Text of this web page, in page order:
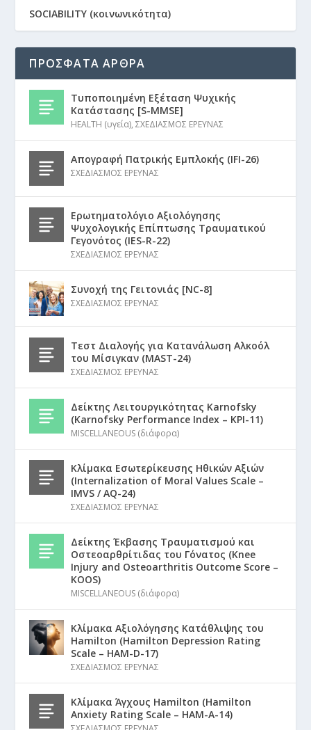
SOCIABILITY (κοινωνικότητα)
ΠΡΟΣΦΑΤΑ ΑΡΘΡΑ
Τυποποιημένη Εξέταση Ψυχικής
Κατάστασης [S-MMSE]
HEALTH (υγεία),ΣΧΕΔΙΑΣΜΟΣ ΕΡΕΥΝΑΣ
Απογραφή Πατρικής Εμπλοκής (IFI-26)
ΣΧΕΔΙΑΣΜΟΣ ΕΡΕΥΝΑΣ
Ερωτηματολόγιο Αξιολόγησης
Ψυχολογικής Επίπτωσης Τραυματικού
Γεγονότος (IES-R-22)
ΣΧΕΔΙΑΣΜΟΣ ΕΡΕΥΝΑΣ
Συνοχή της Γειτονιάς [NC-8]
ΣΧΕΔΙΑΣΜΟΣ ΕΡΕΥΝΑΣ
Τεστ Διαλογής για Κατανάλωση Αλκοόλ
του Μίσιγκαν (MAST-24)
ΣΧΕΔΙΑΣΜΟΣ ΕΡΕΥΝΑΣ
Δείκτης Λειτουργικότητας Karnofsky
(Karnofsky Performance Index – KPI-11)
MISCELLANEOUS (διάφορα)
Κλίμακα Εσωτερίκευσης Ηθικών Αξιών
(Internalization of Moral Values Scale –
IMVS / AQ-24)
ΣΧΕΔΙΑΣΜΟΣ ΕΡΕΥΝΑΣ
Δείκτης Έκβασης Τραυματισμού και
Οστεοαρθρίτιδας του Γόνατος (Knee
Injury and Osteoarthritis Outcome Score –
KOOS)
MISCELLANEOUS (διάφορα)
Κλίμακα Αξιολόγησης Κατάθλιψης του
Hamilton (Hamilton Depression Rating
Scale – HAM-D-17)
ΣΧΕΔΙΑΣΜΟΣ ΕΡΕΥΝΑΣ
Κλίμακα Άγχους Hamilton (Hamilton
Anxiety Rating Scale – HAM-A-14)